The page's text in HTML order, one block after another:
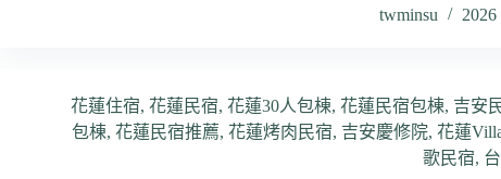
twminsu
花蓮住宿,花蓮民宿,花蓮30人包棟,花蓮民宿包棟, 吉安
包棟,花蓮民宿推薦,花蓮烤肉民宿, 吉安慶修院,花蓮
歌民宿,